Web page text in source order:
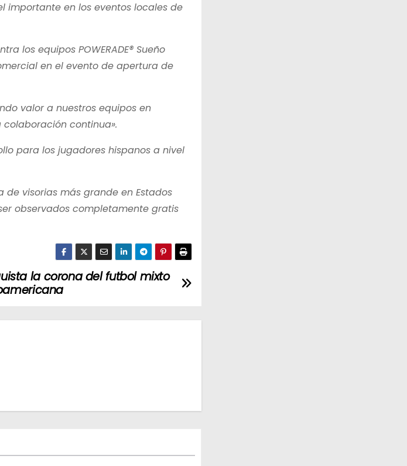
importante en los eventos locales de
los equipos POWERADE® Sueño
en el evento de apertura de
valor a nuestros equipos en
continua».
para los jugadores hispanos a nivel
de visorias más grande en Estados
observados completamente gratis
la corona del futbol mixto